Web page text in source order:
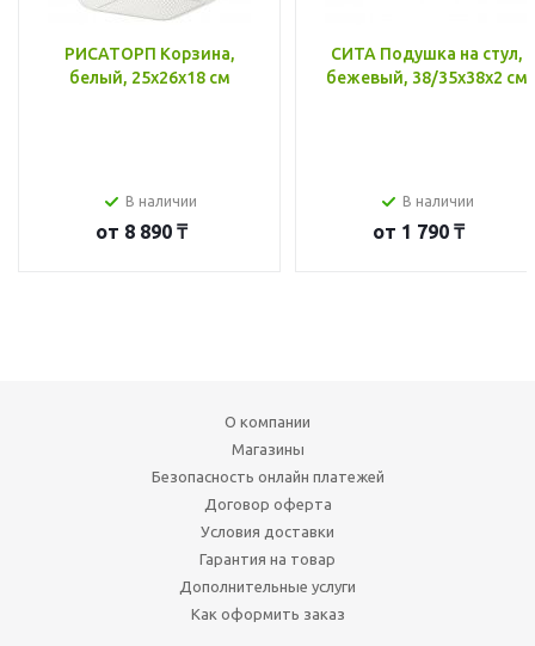
РИСАТОРП Корзина,
белый, 25x26x18 см
В наличии
от 8 890 ₸
СИТА Подушка на стул,
бежевый, 38/35x38x2 см
В наличии
от 1 790 ₸
О компании
Магазины
Безопасность онлайн платежей
Договор оферта
Условия доставки
Гарантия на товар
Дополнительные услуги
Как оформить заказ